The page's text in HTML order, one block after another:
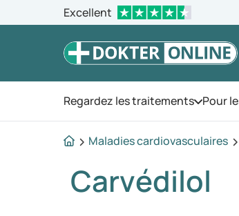
Excellent
Regardez les traitementsOuvrez
Pour
Maladies cardiovasculaires
Carvédilol